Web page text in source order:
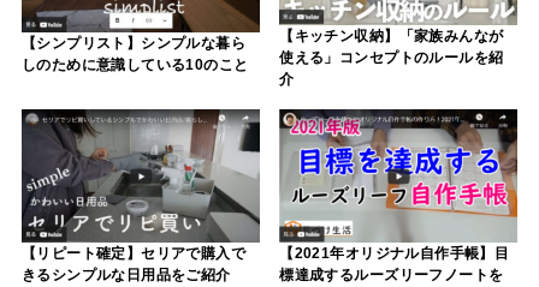
【シンプリスト】シンプルな暮ら
しのために意識している10のこと
【キッチン収納】「家族みんなが
使える」コンセプトのルールを紹
介
【リピート確定】セリアで購入で
きるシンプルな日用品をご紹介
【2021年オリジナル自作手帳】目
標達成するルーズリーフノートを